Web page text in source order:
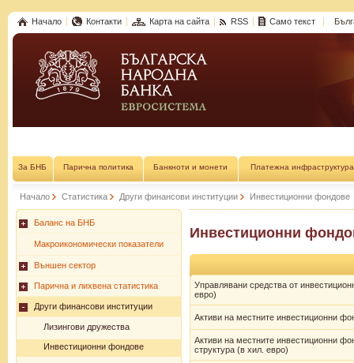
Начало Контакти Карта на сайта RSS Само текст
За БНБ Парична политика Банкноти и монети Платежна инфраструктура
Начало Статистика Други финансови институции Инвестиционни фондове
Баланс на БНБ
Макроикономически показатели
Външен сектор
Парична и лихвена статистика
Други финансови институции
Лизингови дружества
Инвестиционни фондове
Инвестиционни
Управлявани средства от
евро)
Активи на местните инвестиционни
Активи на местните инвестиционни
структура (в хил. евро)